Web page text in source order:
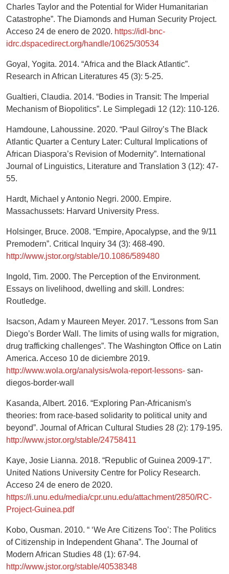
Charles Taylor and the Potential for Wider Humanitarian
Catastrophe”. The Diamonds and Human Security Project.
Acceso 24 de enero de 2020. https://idl-bnc-
idrc.dspacedirect.org/handle/10625/30534
Goyal, Yogita. 2014. “Africa and the Black Atlantic”.
Research in African Literatures 45 (3): 5-25.
Gualtieri, Claudia. 2014. “Bodies in Transit: The Imperial
Mechanism of Biopolitics”. Le Simplegadi 12 (12): 110-126.
Hamdoune, Lahoussine. 2020. “Paul Gilroy’s The Black
Atlantic Quarter a Century Later: Cultural Implications of
African Diaspora’s Revision of Modernity”. International
Journal of Linguistics, Literature and Translation 3 (12): 47-
55.
Hardt, Michael y Antonio Negri. 2000. Empire.
Massachussets: Harvard University Press.
Holsinger, Bruce. 2008. “Empire, Apocalypse, and the 9/11
Premodern”. Critical Inquiry 34 (3): 468-490.
http://www.jstor.org/stable/10.1086/589480
Ingold, Tim. 2000. The Perception of the Environment.
Essays on livelihood, dwelling and skill. Londres:
Routledge.
Isacson, Adam y Maureen Meyer. 2017. “Lessons from San
Diego’s Border Wall. The limits of using walls for migration,
drug trafficking challenges”. The Washington Office on Latin
America. Acceso 10 de diciembre 2019.
http://www.wola.org/analysis/wola-report-lessons- san-
diegos-border-wall
Kasanda, Albert. 2016. “Exploring Pan-Africanism's
theories: from race-based solidarity to political unity and
beyond”. Journal of African Cultural Studies 28 (2): 179-195.
http://www.jstor.org/stable/24758411
Kaye, Josie Lianna. 2018. “Republic of Guinea 2009-17”.
United Nations University Centre for Policy Research.
Acceso 24 de enero de 2020.
https://i.unu.edu/media/cpr.unu.edu/attachment/2850/RC-
Project-Guinea.pdf
Kobo, Ousman. 2010. “ ‘We Are Citizens Too’: The Politics
of Citizenship in Independent Ghana”. The Journal of
Modern African Studies 48 (1): 67-94.
http://www.jstor.org/stable/40538348